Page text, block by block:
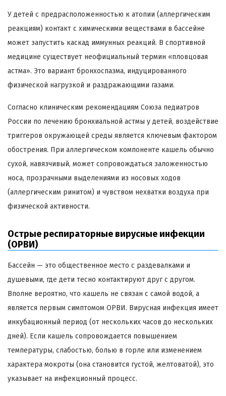
У детей с предрасположенностью к атопии (аллергическим
реакциям) контакт с химическими веществами в бассейне
может запустить каскад иммунных реакций. В спортивной
медицине существует неофициальный термин «пловцовая
астма». Это вариант бронхоспазма, индуцированного
физической нагрузкой и раздражающими газами.
Согласно клиническим рекомендациям Союза педиатров
России по лечению бронхиальной астмы у детей, воздействие
триггеров окружающей среды является ключевым фактором
обострения. При аллергическом компоненте кашель обычно
сухой, навязчивый, может сопровождаться заложенностью
носа, прозрачными выделениями из носовых ходов
(аллергическим ринитом) и чувством нехватки воздуха при
физической активности.
Острые респираторные вирусные инфекции
(ОРВИ)
Бассейн — это общественное место с раздевалками и
душевыми, где дети тесно контактируют друг с другом.
Вполне вероятно, что кашель не связан с самой водой, а
является первым симптомом ОРВИ. Вирусная инфекция имеет
инкубационный период (от нескольких часов до нескольких
дней). Если кашель сопровождается повышением
температуры, слабостью, болью в горле или изменением
характера мокроты (она становится густой, желтоватой), это
указывает на инфекционный процесс.